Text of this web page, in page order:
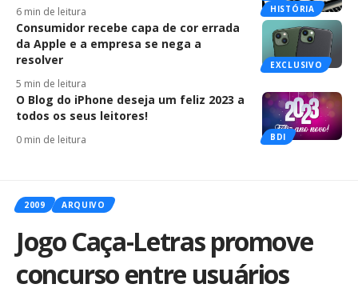
HISTÓRIA
6 min de leitura
EXCLUSIVO
Consumidor recebe capa de cor errada
da Apple e a empresa se nega a
resolver
5 min de leitura
BDI
O Blog do iPhone deseja um feliz 2023 a
todos os seus leitores!
0 min de leitura
2009 ARQUIVO
Jogo Caça-Letras promove
concurso entre usuários